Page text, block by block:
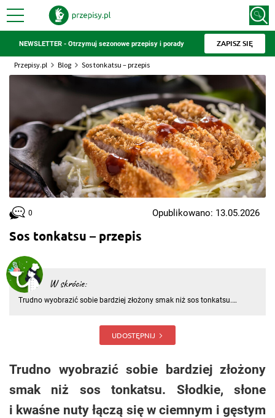
NEWSLETTER - Otrzymuj sezonowe przepisy i porady ZAPISZ SIĘ
Przepisy.pl Blog Sos tonkatsu – przepis
Sos tonkatsu – przepis
W skrócie:
Trudno wyobrazić sobie bardziej złożony smak niż sos tonkatsu.
panierowanych kotletów tonkatsu, sos ten ma znacznie szersze
UDOSTĘPNIJ
0 Opublikowano: 13.05.2026
Trudno wyobrazić sobie bardziej złożony
smak niż sos tonkatsu. Słodkie, słone
i kwaśne nuty łączą się w ciemnym i gęstym